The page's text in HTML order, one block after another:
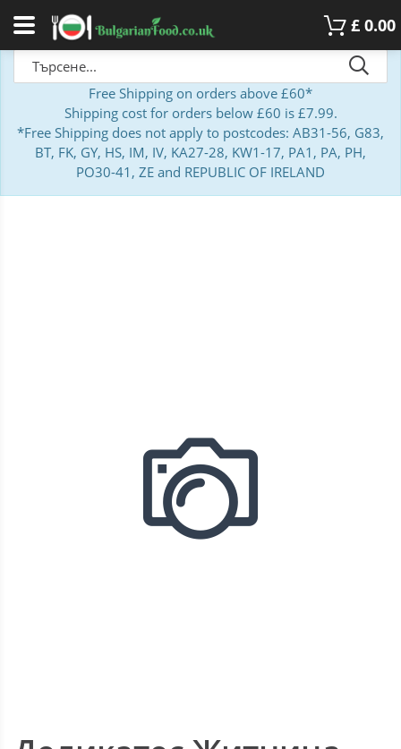
£ 0.00
Free Shipping on orders above £60*
Shipping cost for orders below £60 is £7.99.
*Free Shipping does not apply to postcodes: AB31-56, G83,
BT, FK, GY, HS, IM, IV, KA27-28, KW1-17, PA1, PA, PH,
PO30-41, ZE and REPUBLIC OF IRELAND